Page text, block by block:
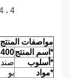
4 ، 4 ~ 7 أيام للعينة و 15 ~ 30 يومًا لأوامر كاملة
مواصفات المنتج
*اسم المنتج400 صندوق بطاقات من الجلد
*أسلوب
*مواد
بو